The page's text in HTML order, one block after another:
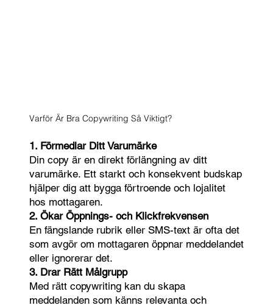
1. Förmedlar Ditt Varumärke
Din copy är en direkt förlängning av ditt
varumärke. Ett starkt och konsekvent budskap
hjälper dig att bygga förtroende och lojalitet
hos mottagaren.
2. Ökar Öppnings- och Klickfrekvensen
En fängslande rubrik eller SMS-text är ofta det
som avgör om mottagaren öppnar meddelandet
eller ignorerar det.
3. Drar Rätt Målgrupp
Med rätt copywriting kan du skapa
meddelanden som känns relevanta och
Varför Är Bra Copywriting Så Viktigt?